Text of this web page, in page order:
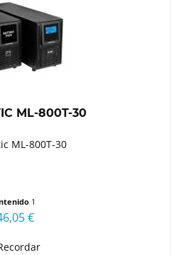
ML-800T-30
ML-800T-30
1
€